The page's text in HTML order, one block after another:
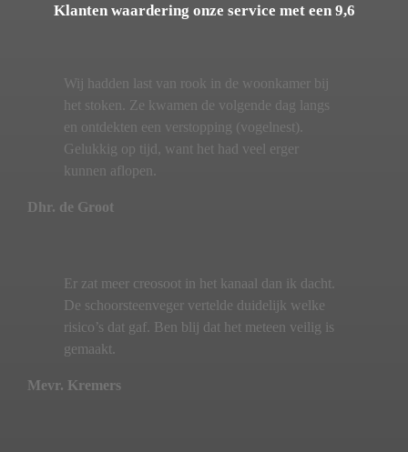
Klanten waardering onze service met een 9,6
Wij hadden last van rook in de woonkamer bij
het stoken. Ze kwamen de volgende dag langs
en ontdekten een verstopping (vogelnest).
Gelukkig op tijd, want het had veel erger
kunnen aflopen.
Dhr. de Groot
Er zat meer creosoot in het kanaal dan ik dacht.
De schoorsteenveger vertelde duidelijk welke
risico’s dat gaf. Ben blij dat het meteen veilig is
gemaakt.
Mevr. Kremers